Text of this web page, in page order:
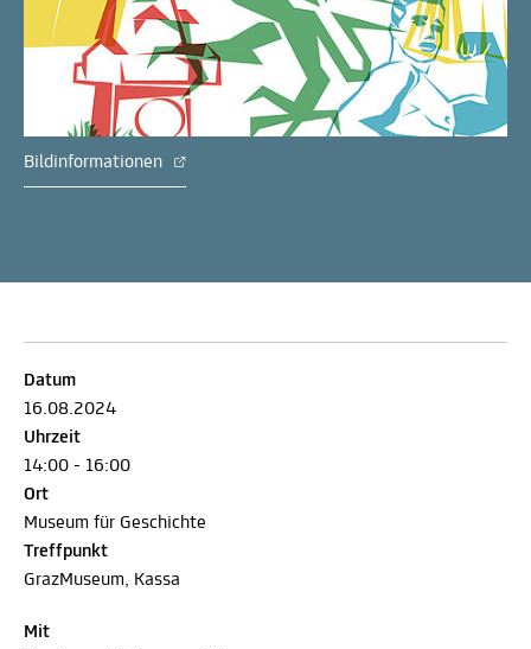
Bildinformationen
Datum
16.08.2024
Uhrzeit
14:00 - 16:00
Ort
Museum für Geschichte
Treffpunkt
GrazMuseum, Kassa
Mit